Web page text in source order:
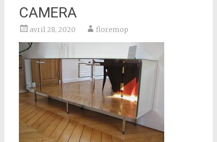
CAMERA
avril 28, 2020 floremop